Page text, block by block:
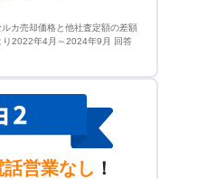
カ売却価格と他社査定額の差額
り2022年4月～2024年9月 回答
話営業なし ！